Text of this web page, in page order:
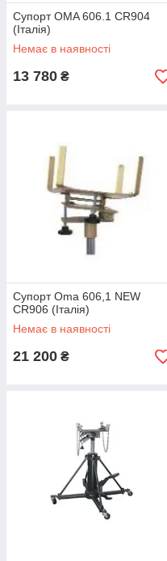
Супорт OMA 606.1 CR904
(Італія)
Немає в наявності
13 780 ₴
Супорт Oma 606,1 NEW
CR906 (Італія)
Немає в наявності
21 200 ₴